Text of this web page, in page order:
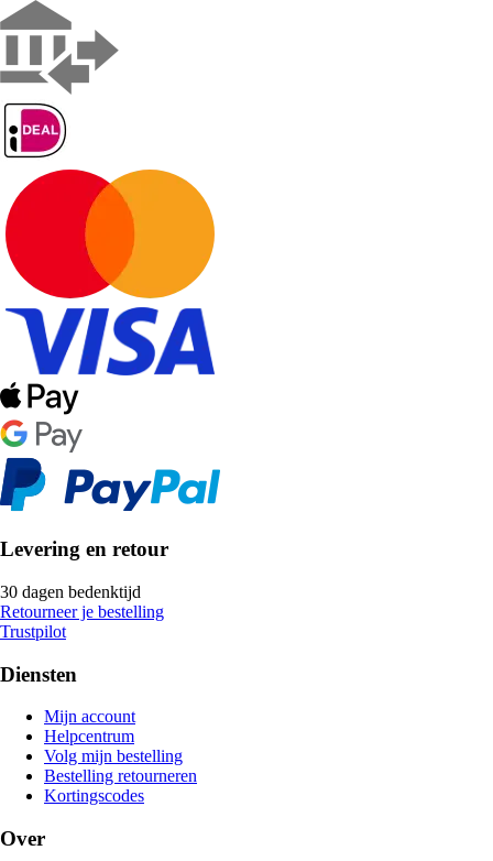
Levering en retour
30 dagen bedenktijd
Retourneer je bestelling
Trustpilot
Diensten
Mijn account
Helpcentrum
Volg mijn bestelling
Bestelling retourneren
Kortingscodes
Over